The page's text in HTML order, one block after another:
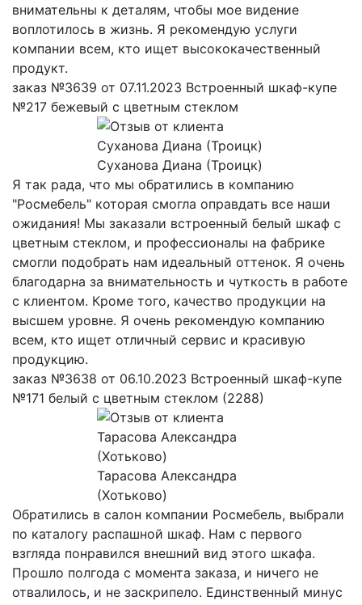
внимательны к деталям, чтобы мое видение
воплотилось в жизнь. Я рекомендую услуги
компании всем, кто ищет высококачественный
продукт.
заказ №3639 от 07.11.2023 Встроенный шкаф-купе
№217 бежевый с цветным стеклом
Суханова Диана (Троицк)
Я так рада, что мы обратились в компанию
"Росмебель" которая смогла оправдать все наши
ожидания! Мы заказали встроенный белый шкаф с
цветным стеклом, и профессионалы на фабрике
смогли подобрать нам идеальный оттенок. Я очень
благодарна за внимательность и чуткость в работе
с клиентом. Кроме того, качество продукции на
высшем уровне. Я очень рекомендую компанию
всем, кто ищет отличный сервис и красивую
продукцию.
заказ №3638 от 06.10.2023 Встроенный шкаф-купе
№171 белый с цветным стеклом (2288)
Тарасова Александра
(Хотьково)
Обратились в салон компании Росмебель, выбрали
по каталогу распашной шкаф. Нам с первого
взгляда понравился внешний вид этого шкафа.
Прошло полгода с момента заказа, и ничего не
отвалилось, и не заскрипело. Единственный минус